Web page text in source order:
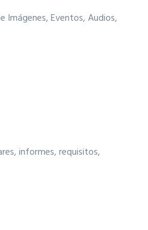
Imágenes, Eventos, Audios,
informes, requisitos,